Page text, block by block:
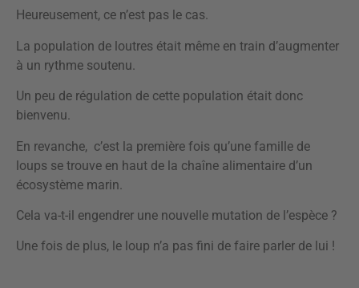
Heureusement, ce n’est pas le cas.
La population de loutres était même en train d’augmenter
à un rythme soutenu.
Un peu de régulation de cette population était donc
bienvenu.
En revanche, c’est la première fois qu’une famille de
loups se trouve en haut de la chaîne alimentaire d’un
écosystème marin.
Cela va-t-il engendrer une nouvelle mutation de l’espèce ?
Une fois de plus, le loup n’a pas fini de faire parler de lui !